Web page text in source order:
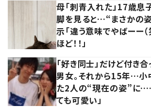
母「刺青入れた」17歳息子
脚を見ると…“まさかの
示「違う意味でやばーー（
ほど！！」
「好き同士」だけど付き
男女。それから15年…小
た2人の“現在の姿”に
ても可愛い」